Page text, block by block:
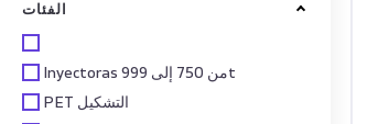
الفئات
Inyectoras من 750 إلى 999t
PET التشكيل